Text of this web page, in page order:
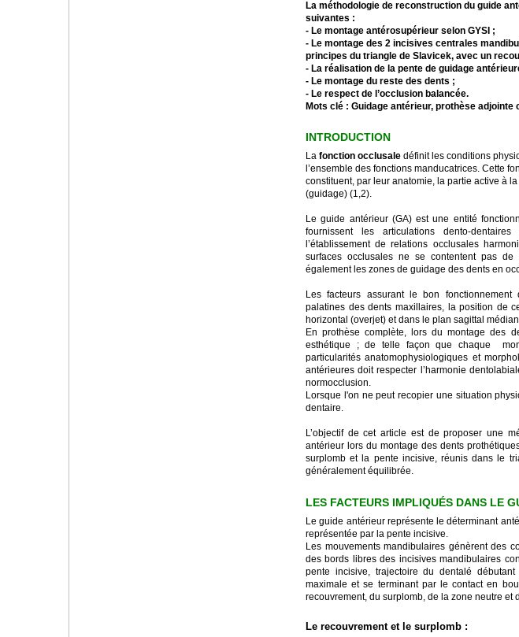
La méthodologie de reconstruction du guide
suivantes :
- Le montage antérosupérieur selon GYSI ;
- Le montage des 2 incisives centrales
principes du triangle de Slavicek, avec un
- La réalisation de la pente de guidage
- Le montage du reste des dents ;
- Le respect de l’occlusion balancée.
Mots clé : Guidage antérieur, prothèse
INTRODUCTION
La fonction occlusale définit les conditions
l’ensemble des fonctions manducatrices. Cette
constituent, par leur anatomie, la partie active à
(guidage) (1,2).
Le guide antérieur (GA) est une entité
fournissent les articulations dento-
l’établissement de relations occlusales
surfaces occlusales ne se contentent pas de
également les zones de guidage des dents en
Les facteurs assurant le bon
palatines des dents maxillaires, la position de
horizontal (overjet) et dans le plan sagittal
En prothèse complète, lors du montage des
esthétique ; de telle façon que chaque
particularités anatomophysiologiques et
antérieures doit respecter l’harmonie
normocclusion.
Lorsque l'on ne peut recopier une situation
dentaire.
L’objectif de cet article est de proposer une
antérieur lors du montage des dents
surplomb et la pente incisive, réunis dans le
généralement équilibrée.
LES FACTEURS IMPLIQUÉS DANS LE
Le guide antérieur représente le déterminant
représentée par la pente incisive.
Les mouvements mandibulaires génèrent des
des bords libres des incisives mandibulaires
pente incisive, trajectoire du dentalé
maximale et se terminant par le contact en
recouvrement, du surplomb, de la zone neutre et
Le recouvrement et le surplomb :